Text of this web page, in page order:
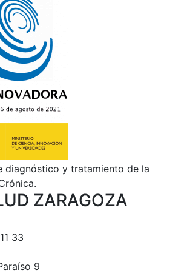
diagnóstico y tratamiento de la
ZARAGOZA
33
9